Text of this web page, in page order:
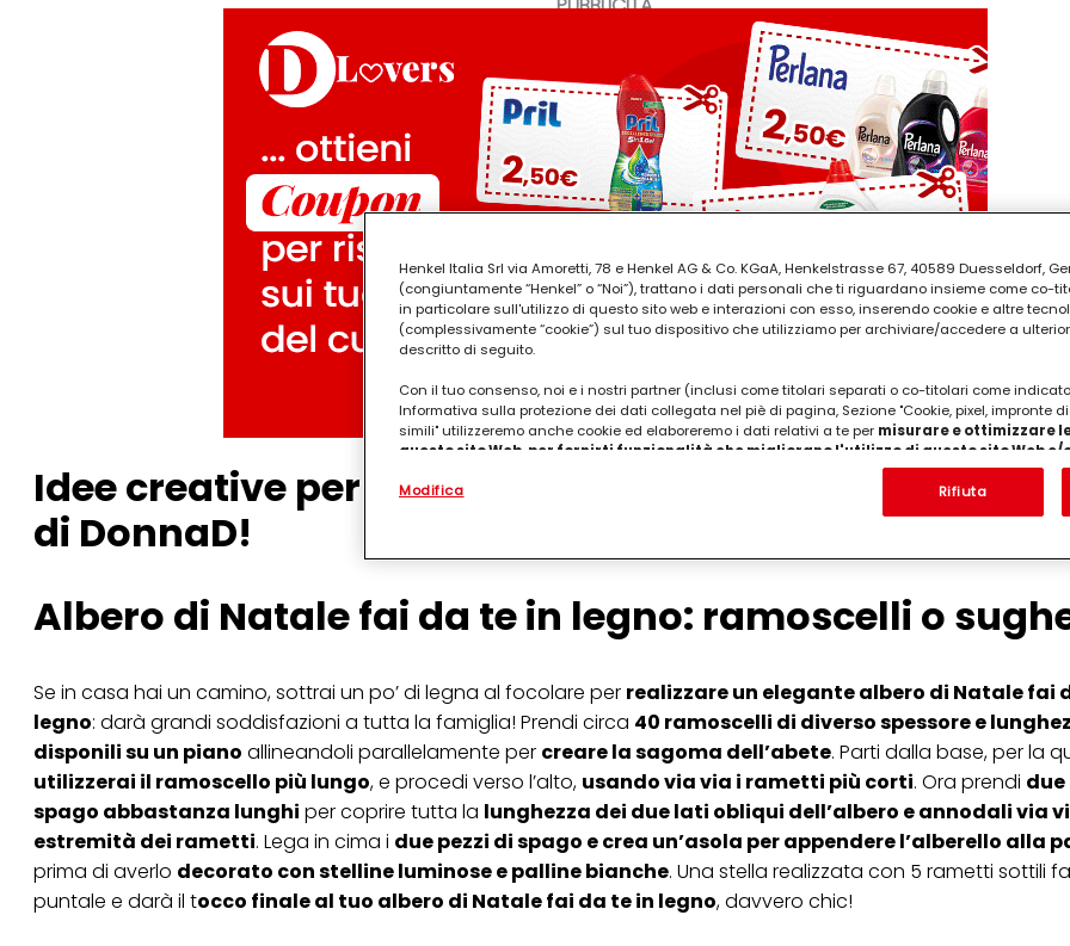
PUBBLICITA'
Idee creative per l’albero di Natale fai da te: ecco i
di DonnaD!
Albero di Natale fai da te in legno: ramoscelli o
Se in casa hai un camino, sottrai un po’ di legna al focolare per realizzare un elegante albero di Natale fai
legno: darà grandi soddisfazioni a tutta la famiglia! Prendi circa 40 ramoscelli di diverso spessore e
disponili su un piano allineandoli parallelamente per creare la sagoma dell’abete. Parti dalla base, per la
utilizzerai il ramoscello più lungo, e procedi verso l’alto, usando via via i rametti più corti. Ora prendi due
spago abbastanza lunghi per coprire tutta la lunghezza dei due lati obliqui dell’albero e annodali via
estremità dei rametti. Lega in cima i due pezzi di spago e crea un’asola per appendere l’alberello alla
prima di averlo decorato con stelline luminose e palline bianche. Una stella realizzata con 5 rametti sottili
puntale e darà il tocco finale al tuo albero di Natale fai da te in legno, davvero chic!
Henkel Italia Srl via Amoretti, 78 e Henkel AG & Co. KGaA, Henkelstrasse 67, 40589 Duesseldorf,
(congiuntamente “Henkel” o “Noi”), trattano i dati personali che ti riguardano insieme come co-
in particolare sull'utilizzo di questo sito web e interazioni con esso, inserendo cookie e altre
(complessivamente “cookie”) sul tuo dispositivo che utilizziamo per archiviare/accedere a
descritto di seguito.
Con il tuo consenso, noi e i nostri partner (inclusi come titolari separati o co-titolari come
Informativa sulla protezione dei dati collegata nel piè di pagina, Sezione "Cookie, pixel, impronte
simili" utilizzeremo anche cookie ed elaboreremo i dati relativi a te per misurare e ottimizzare
questo sito Web, per fornirti funzionalità che migliorano l'utilizzo di questo sito Web e/
. Analizzeremo il tuo utilizzo di questo sito Web e le tue interazioni commerciali
(rispettivamente dell'azienda per cui lavori) per) e su tale base tracciare i tuoi acquisti dei nostri
terzi, conservare le nostre informazioni sulle entità commerciali e creare profili individuali su di
Puoi trovare maggiori informazioni sul trattamento dei tuoi dati nella nostra Informativa sulla
collegata nel piè di pagina. Per ulteriori informazioni sui cookie utilizzati su questo sito Web, in
periodo di conservazione, consultare le informazioni dettagliate su ciascun cookie disponibili
"modifica" di seguito".
Se fai clic su "Modifica" potrai trovare maggiori informazioni sul trattamento dei tuoi dati / sull'uso
per uno o più degli scopi sopra menzionati. Cliccando su "Accetta tutto", acconsenti all'uso dei
tuoi dati personali per tutte le finalità sopra indicate. Se fai clic su "Rifiuta", verranno utilizzati solo i
necessari per fornirti questo sito web.
Modifica Rifiuta